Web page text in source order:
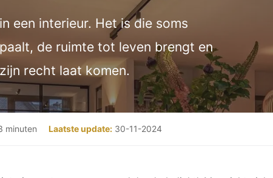
een interieur. Het is die soms
de ruimte tot leven brengt en
recht laat komen.
minuten Laatste update: 30-11-2024